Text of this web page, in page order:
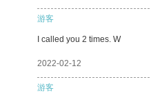
游客
I called you 2 times. W
2022-02-12
游客